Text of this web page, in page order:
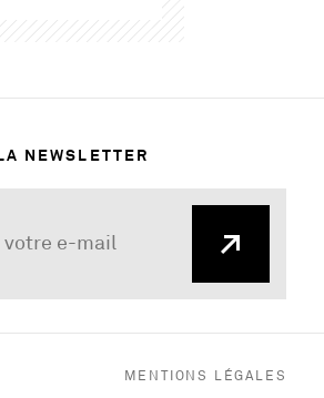
NEWSLETTER
MENTIONS LÉGALES